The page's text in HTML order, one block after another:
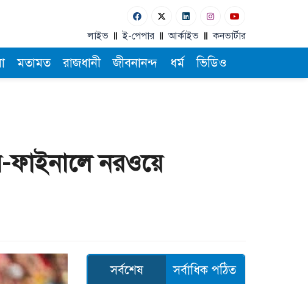
লাইভ ই-পেপার আর্কাইভ কনভার্টার
মতামত রাজধানী জীবনানন্দ ধর্ম ভিডিও
ফাইনালে নরওয়ে
সর্বশেষ সর্বাধিক পঠিত